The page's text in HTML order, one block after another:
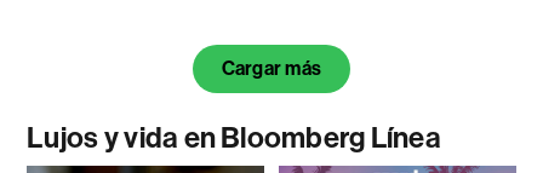
Cargar más
Lujos y vida en Bloomberg Línea